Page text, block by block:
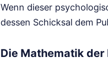
Wenn dieser
dessen Schicksal dem
Die Mathematik